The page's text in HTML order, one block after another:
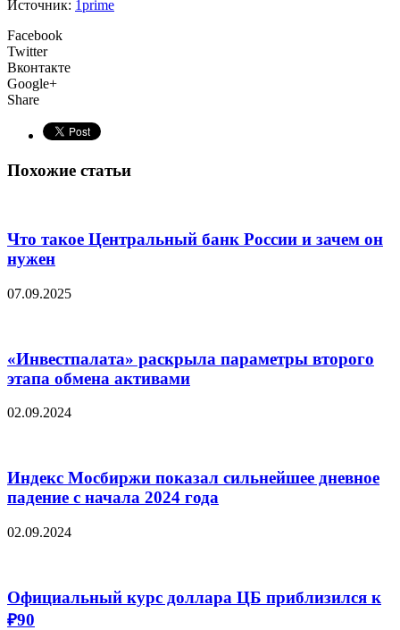
Источник: 1prime
Facebook
Twitter
Вконтакте
Google+
Share
Похожие статьи
Что такое Центральный банк России и зачем он
нужен
07.09.2025
«Инвестпалата» раскрыла параметры второго
этапа обмена активами
02.09.2024
Индекс Мосбиржи показал сильнейшее дневное
падение с начала 2024 года
02.09.2024
Официальный курс доллара ЦБ приблизился к
₽90